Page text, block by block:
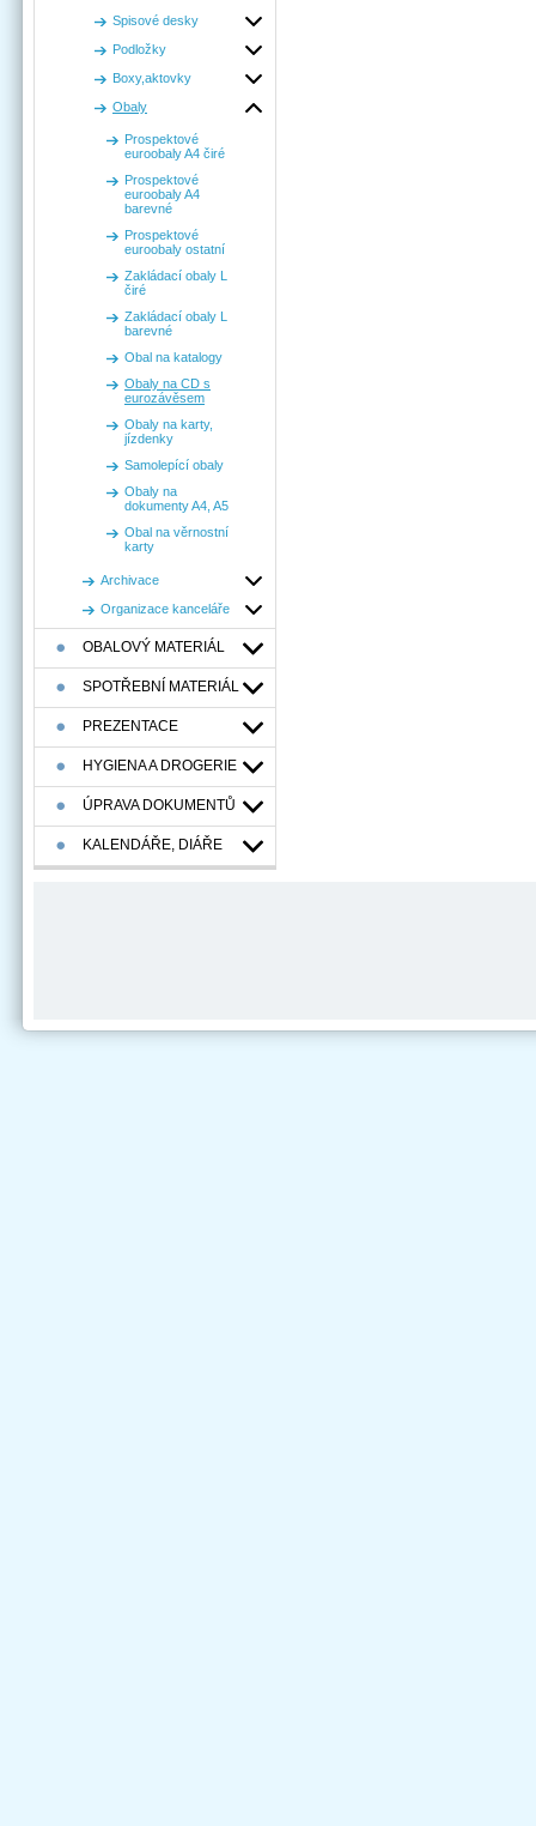
Spisové desky
Podložky
Boxy,aktovky
Obaly
Prospektové
euroobaly A4 čiré
Prospektové
euroobaly A4
barevné
Prospektové
euroobaly ostatní
Zakládací obaly L
čiré
Zakládací obaly L
barevné
Obal na katalogy
Obaly na CD s
eurozávěsem
Obaly na karty,
jízdenky
Samolepící obaly
Obaly na
dokumenty A4, A5
Obal na věrnostní
karty
Archivace
Organizace kanceláře
OBALOVÝ MATERIÁL
SPOTŘEBNÍ MATERIÁL
PREZENTACE
HYGIENA A DROGERIE
ÚPRAVA DOKUMENTŮ
KALENDÁŘE, DIÁŘE